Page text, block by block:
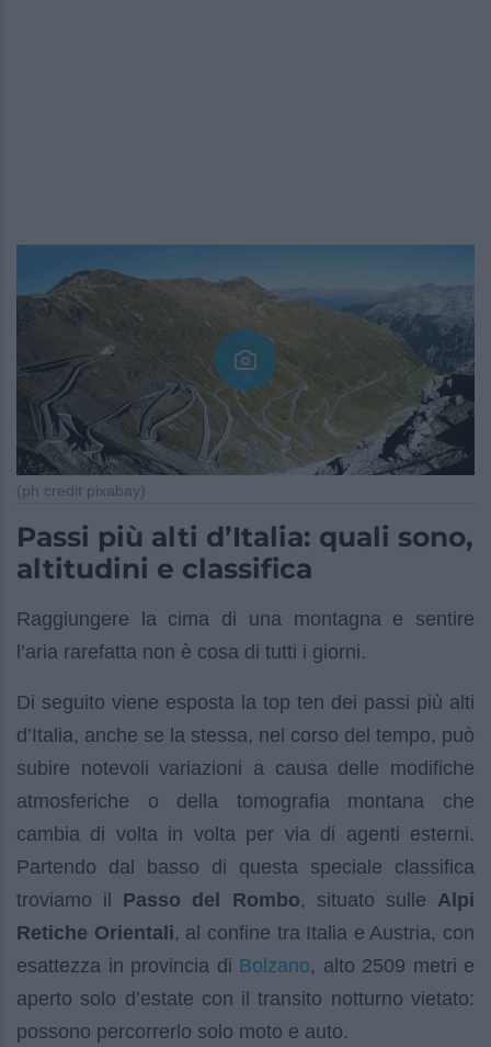
(ph credit pixabay)
Passi più alti d’Italia: quali sono,
altitudini e classifica
Raggiungere la cima di una montagna e sentire
l’aria rarefatta non è cosa di tutti i giorni.
Di seguito viene esposta la top ten dei passi più alti
d’Italia, anche se la stessa, nel corso del tempo, può
subire notevoli variazioni a causa delle modifiche
atmosferiche o della tomografia montana che
cambia di volta in volta per via di agenti esterni.
Partendo dal basso di questa speciale classifica
troviamo il Passo del Rombo, situato sulle Alpi
Retiche Orientali, al confine tra Italia e Austria, con
esattezza in provincia di Bolzano, alto 2509 metri e
aperto solo d’estate con il transito notturno vietato:
possono percorrerlo solo moto e auto.